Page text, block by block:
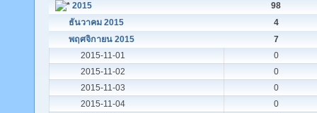
2015
98
ธันวาคม 2015
4
พฤศจิกายน 2015
7
2015-11-01
0
2015-11-02
0
2015-11-03
0
2015-11-04
0